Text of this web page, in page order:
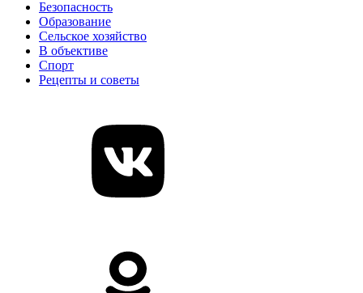
Безопасность
Образование
Сельское хозяйство
В объективе
Спорт
Рецепты и советы